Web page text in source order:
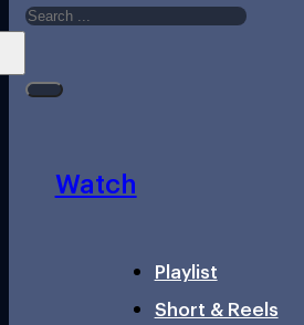
Watch
Playlist
Short & Reels